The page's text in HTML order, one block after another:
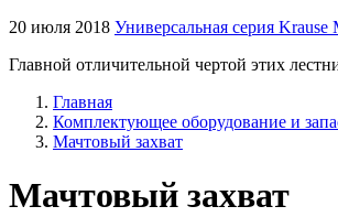
20 июля 2018 Универсальная серия Krause
Главной отличительной чертой этих
Главная
Комплектующее оборудование и
Мачтовый захват
Мачтовый захват